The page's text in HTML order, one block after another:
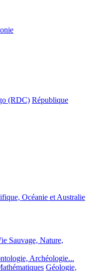
(RDC) République
Océanie et Australie
Sauvage, Nature,
Archéologie...
Géologie,